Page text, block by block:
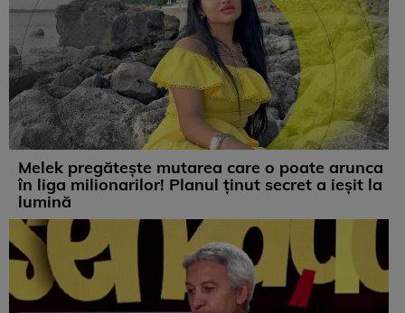
Melek pregătește mutarea care o poate arunca
în liga milionarilor! Planul ținut secret a ieșit la
lumină